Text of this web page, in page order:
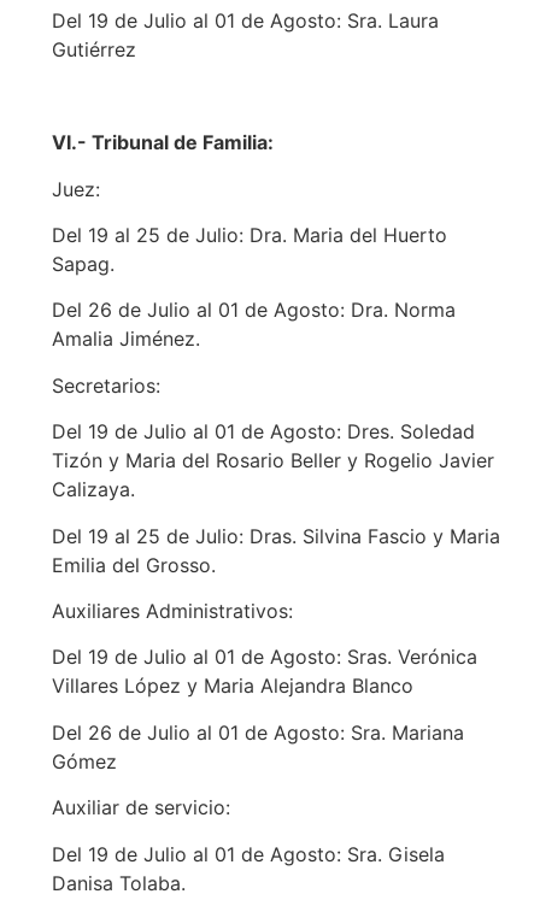
Del 19 de Julio al 01 de Agosto: Sra. Laura
Gutiérrez
VI.- Tribunal de Familia:
Juez:
Del 19 al 25 de Julio: Dra. Maria del Huerto
Sapag.
Del 26 de Julio al 01 de Agosto: Dra. Norma
Amalia Jiménez.
Secretarios:
Del 19 de Julio al 01 de Agosto: Dres. Soledad
Tizón y Maria del Rosario Beller y Rogelio Javier
Calizaya.
Del 19 al 25 de Julio: Dras. Silvina Fascio y Maria
Emilia del Grosso.
Auxiliares Administrativos:
Del 19 de Julio al 01 de Agosto: Sras. Verónica
Villares López y Maria Alejandra Blanco
Del 26 de Julio al 01 de Agosto: Sra. Mariana
Gómez
Auxiliar de servicio:
Del 19 de Julio al 01 de Agosto: Sra. Gisela
Danisa Tolaba.